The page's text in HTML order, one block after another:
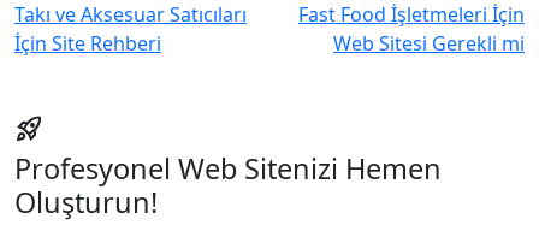
Takı ve Aksesuar Satıcıları
İçin Site Rehberi
Fast Food İşletmeleri İçin
Web Sitesi Gerekli mi
rocket_launch
Profesyonel Web Sitenizi Hemen
Oluşturun!